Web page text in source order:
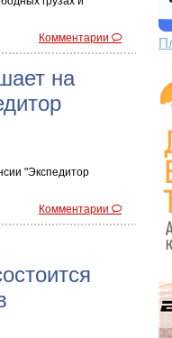
Комментарии
на
"Экспедитор
Комментарии